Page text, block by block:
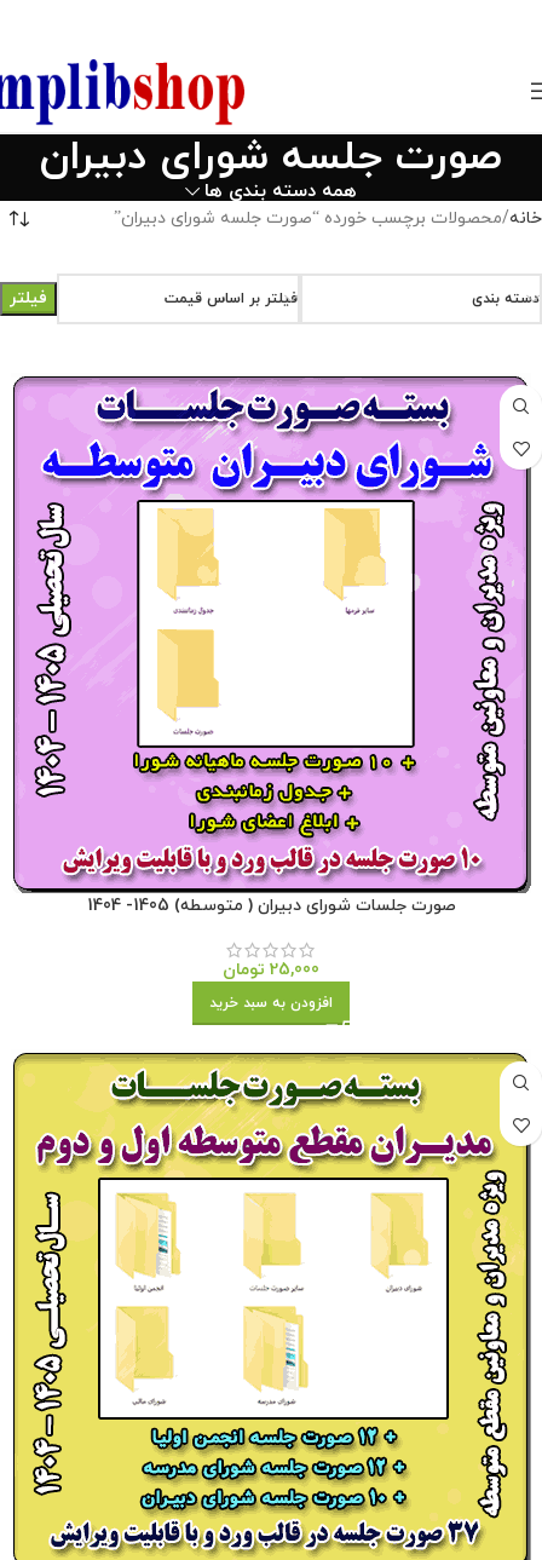
صورت جلسه شورای دبیران
همه دسته بندی ها
خانه محصولات برچسب خورده “صورت جلسه شورای دبیران”
دسته بندی فیلتر بر اساس قیمت فیلتر
صورت جلسات شورای دبیران ( متوسطه) 1405- 1404
25,000 تومان
افزودن به سبد خرید